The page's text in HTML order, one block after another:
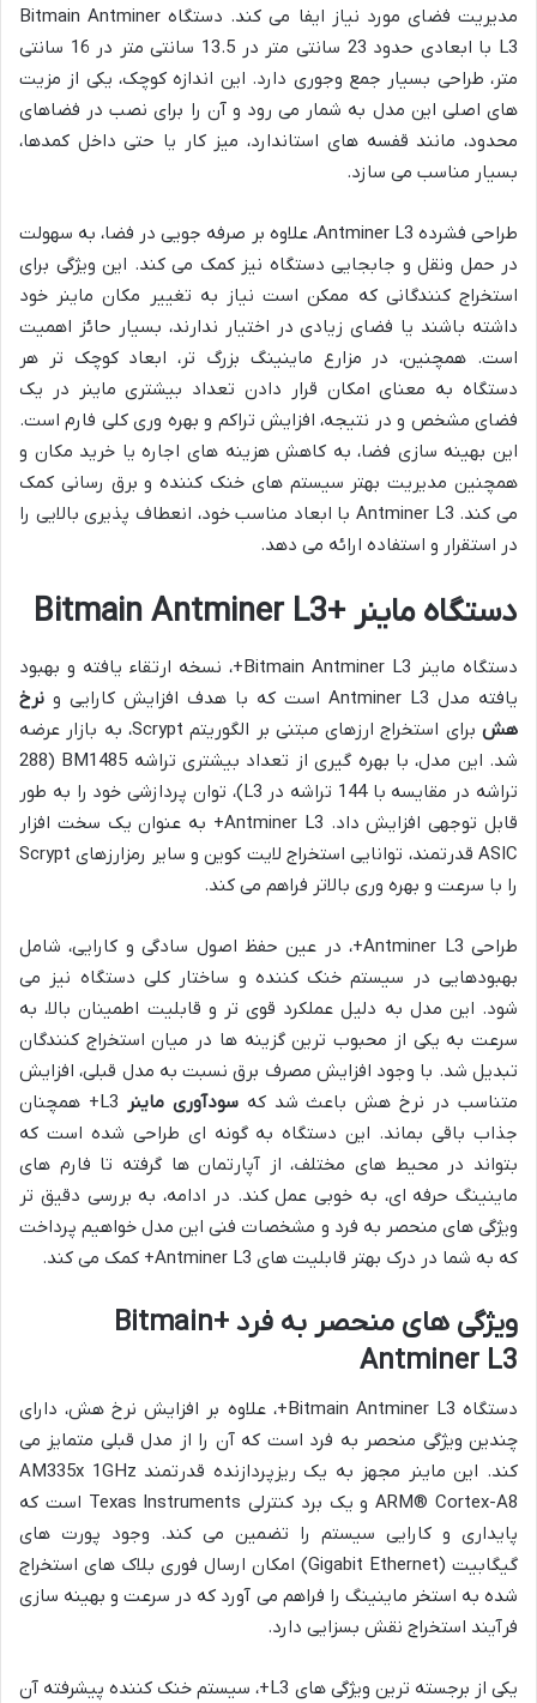
مدیریت فضای مورد نیاز ایفا می کند. دستگاه Bitmain Antminer
L3 با ابعادی حدود 23 سانتی متر در 13.5 سانتی متر در 16 سانتی
متر، طراحی بسیار جمع وجوری دارد. این اندازه کوچک، یکی از مزیت
های اصلی این مدل به شمار می رود و آن را برای نصب در فضاهای
محدود، مانند قفسه های استاندارد، میز کار یا حتی داخل کمدها،
بسیار مناسب می سازد.
طراحی فشرده Antminer L3، علاوه بر صرفه جویی در فضا، به سهولت
در حمل ونقل و جابجایی دستگاه نیز کمک می کند. این ویژگی برای
استخراج کنندگانی که ممکن است نیاز به تغییر مکان ماینر خود
داشته باشند یا فضای زیادی در اختیار ندارند، بسیار حائز اهمیت
است. همچنین، در مزارع ماینینگ بزرگ تر، ابعاد کوچک تر هر
دستگاه به معنای امکان قرار دادن تعداد بیشتری ماینر در یک
فضای مشخص و در نتیجه، افزایش تراکم و بهره وری کلی فارم است.
این بهینه سازی فضا، به کاهش هزینه های اجاره یا خرید مکان و
همچنین مدیریت بهتر سیستم های خنک کننده و برق رسانی کمک
می کند. Antminer L3 با ابعاد مناسب خود، انعطاف پذیری بالایی را
در استقرار و استفاده ارائه می دهد.
دستگاه ماینر +Bitmain Antminer L3
دستگاه ماینر Bitmain Antminer L3+، نسخه ارتقاء یافته و بهبود
یافته مدل Antminer L3 است که با هدف افزایش کارایی و
نرخ
هش
برای استخراج ارزهای مبتنی بر الگوریتم Scrypt، به بازار عرضه
شد. این مدل، با بهره گیری از تعداد بیشتری تراشه BM1485 (288
تراشه در مقایسه با 144 تراشه در L3)، توان پردازشی خود را به طور
قابل توجهی افزایش داد. Antminer L3+ به عنوان یک سخت افزار
ASIC قدرتمند، توانایی استخراج لایت کوین و سایر رمزارزهای Scrypt
را با سرعت و بهره وری بالاتر فراهم می کند.
طراحی Antminer L3+، در عین حفظ اصول سادگی و کارایی، شامل
بهبودهایی در سیستم خنک کننده و ساختار کلی دستگاه نیز می
شود. این مدل به دلیل عملکرد قوی تر و قابلیت اطمینان بالا، به
سرعت به یکی از محبوب ترین گزینه ها در میان استخراج کنندگان
تبدیل شد. با وجود افزایش مصرف برق نسبت به مدل قبلی، افزایش
متناسب در نرخ هش باعث شد کهسودآوری ماینر
L3+ همچنان
جذاب باقی بماند. این دستگاه به گونه ای طراحی شده است که
بتواند در محیط های مختلف، از آپارتمان ها گرفته تا فارم های
ماینینگ حرفه ای، به خوبی عمل کند. در ادامه، به بررسی دقیق تر
ویژگی های منحصر به فرد و مشخصات فنی این مدل خواهیم پرداخت
که به شما در درک بهتر قابلیت های Antminer L3+ کمک می کند.
ویژگی های منحصر به فرد +Bitmain
Antminer L3
دستگاه Bitmain Antminer L3+، علاوه بر افزایش نرخ هش، دارای
چندین ویژگی منحصر به فرد است که آن را از مدل قبلی متمایز می
کند. این ماینر مجهز به یک ریزپردازنده قدرتمند AM335x 1GHz
ARM® Cortex-A8 و یک برد کنترلی Texas Instruments است که
پایداری و کارایی سیستم را تضمین می کند. وجود پورت های
گیگابیت (Gigabit Ethernet) امکان ارسال فوری بلاک های استخراج
شده به استخر ماینینگ را فراهم می آورد که در سرعت و بهینه سازی
فرآیند استخراج نقش بسزایی دارد.
یکی از برجسته ترین ویژگی های L3+، سیستم خنک کننده پیشرفته آن